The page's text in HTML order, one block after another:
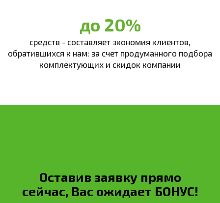
до 20%
средств - составляет экономия клиентов,
обратившихся к нам: за счет продуманного подбора
комплектующих и скидок компании
Оставив заявку прямо
сейчас, Вас ожидает БОНУС!